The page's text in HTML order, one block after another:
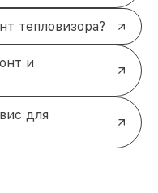
тепловизора?
и
для